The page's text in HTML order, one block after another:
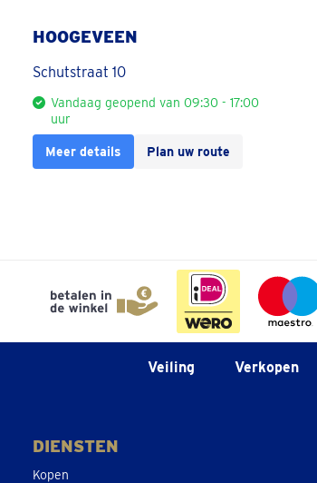
HOOGEVEEN
Schutstraat 10
Vandaag geopend van 09:30 - 17:00
uur
Meer details Plan uw route
Veiling Verkopen
DIENSTEN
Kopen